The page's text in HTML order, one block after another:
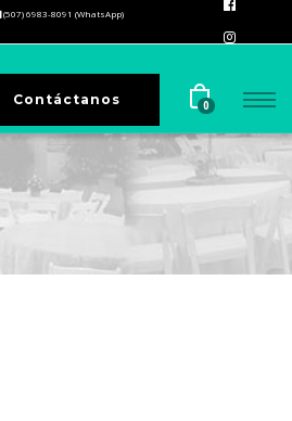
(507) 6983-8091 (WhatsApp)
Contáctanos 0